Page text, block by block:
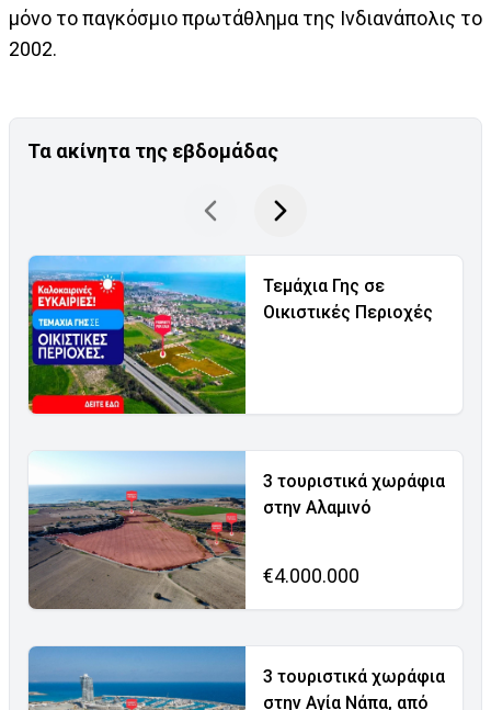
μόνο το παγκόσμιο πρωτάθλημα της Ινδιανάπολις το
2002.
Τα ακίνητα της εβδομάδας
Τεμάχια Γης σε
Οικιστικές Περιοχές
3 τουριστικά χωράφια
στην Αλαμινό
€4.000.000
3 τουριστικά χωράφια
στην Αγία Νάπα, από